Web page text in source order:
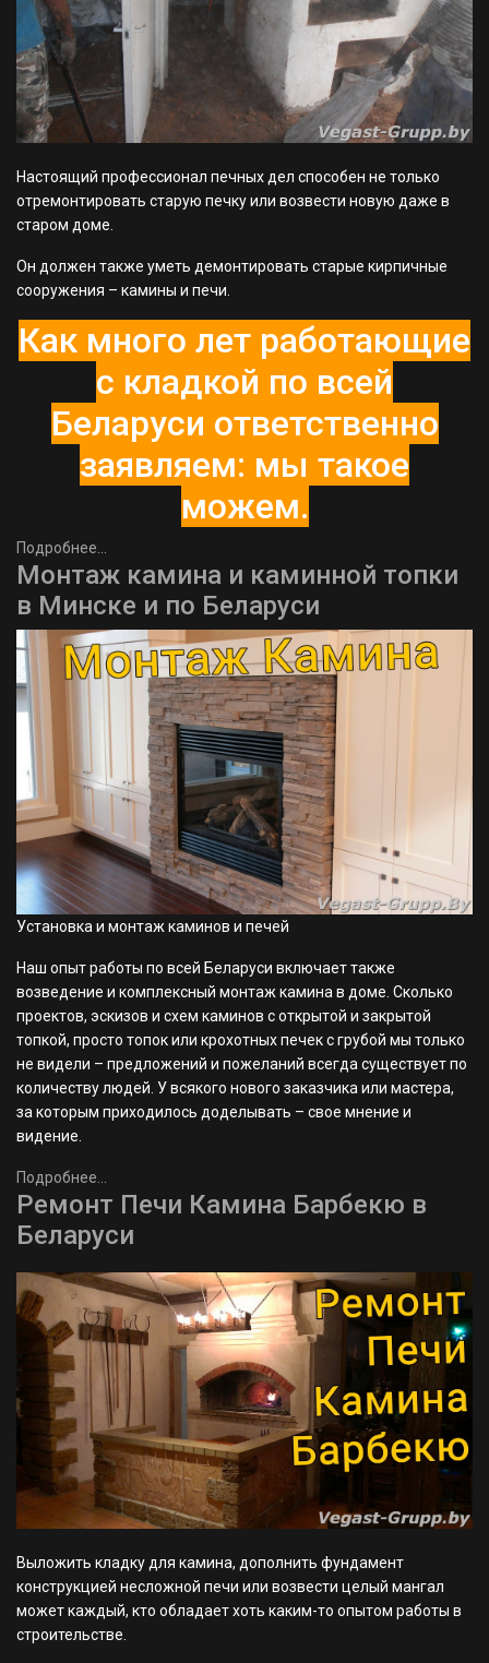
Настоящий профессионал печных дел способен не только
отремонтировать старую печку или возвести новую даже в
старом доме.
Он должен также уметь демонтировать старые кирпичные
сооружения – камины и печи.
Как много лет работающие
с кладкой по всей
Беларуси ответственно
заявляем: мы такое
можем.
Подробнее...
Монтаж камина и каминной топки
в Минске и по Беларуси
Установка и монтаж каминов и печей
Наш опыт работы по всей Беларуси включает также
возведение и комплексный монтаж камина в доме. Сколько
проектов, эскизов и схем каминов с открытой и закрытой
топкой, просто топок или крохотных печек с грубой мы только
не видели – предложений и пожеланий всегда существует по
количеству людей. У всякого нового заказчика или мастера,
за которым приходилось доделывать – свое мнение и
видение.
Подробнее...
Ремонт Печи Камина Барбекю в
Беларуси
Выложить кладку для камина, дополнить фундамент
конструкцией несложной печи или возвести целый мангал
может каждый, кто обладает хоть каким-то опытом работы в
строительстве.